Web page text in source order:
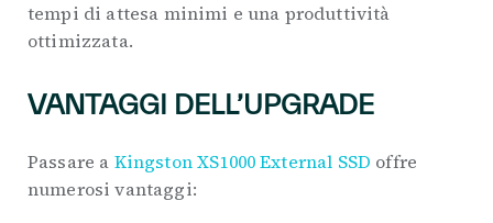
tempi di attesa minimi e una produttività
ottimizzata.
VANTAGGI DELL’UPGRADE
Passare a Kingston XS1000 External SSD offre
numerosi vantaggi: